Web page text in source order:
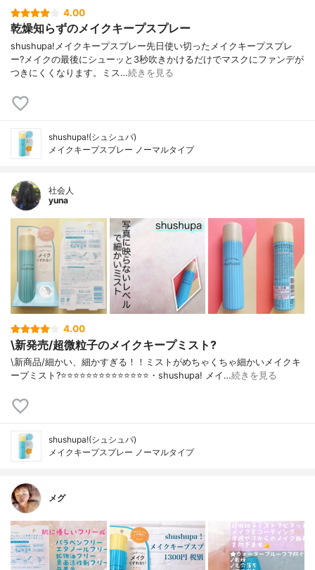
4.00
乾燥知らずのメイクキープスプレー
shushupa!メイクキープスプレー先日使い切ったメイクキープスプレ
ー?メイクの最後にシューッと3秒吹きかけるだけでマスクにファンデが
つきにくくなります。ミス…続きを見る
shushupa!(シュシュパ)
メイクキープスプレー ノーマルタイプ
社会人
yuna
4.00
\新発売/超微粒子のメイクキープミスト?
\新商品/細かい、細かすぎる！！ミストがめちゃくちゃ細かいメイクキ
ープミスト?⭐️⭐️⭐️⭐️⭐️⭐️⭐️⭐️⭐️⭐️⭐️⭐️⭐️⭐️・shushupa! メイ…続きを見る
shushupa!(シュシュパ)
メイクキープスプレー ノーマルタイプ
メグ